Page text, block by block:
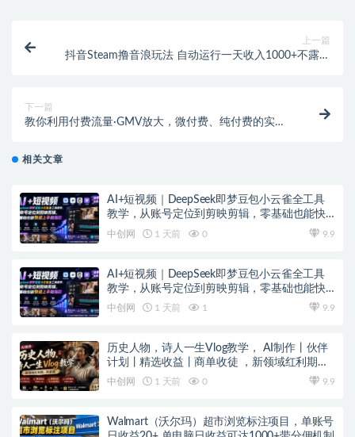
上一篇
抖音Steam撸音浪玩法 自动运行一天收入1000+不露脸
下一篇
教你利用付费流量·GMV放大，微付费、纯付费的实战
相关文章
AI+短视频｜DeepSeek即梦豆包小云雀全工具
教学，从账号定位到剪映剪辑，零基础也能快
速上手做爆款
中创网 1 天前 0 9.9
AI+短视频｜DeepSeek即梦豆包小云雀全工具
教学，从账号定位到剪映剪辑，零基础也能快
速上手做爆款
中创网 1 天前 1 9.9
历史人物，诗人一生Vlog教学， AI制作丨伙伴
计划丨精选收益丨商单收徒 ，新领域红利期，
抓紧做
中创网 1 天前 0 9.9
Walmart（沃尔玛）超市浏览标注项目，单账号